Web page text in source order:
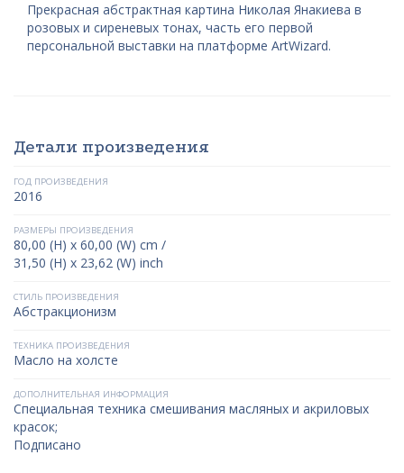
Прекрасная абстрактная картина Николая Янакиева в
розовых и сиреневых тонах, часть его первой
персональной выставки на платформе ArtWizard.
Детали произведения
ГОД ПРОИЗВЕДЕНИЯ
2016
РАЗМЕРЫ ПРОИЗВЕДЕНИЯ
80,00 (H) x 60,00 (W) cm /
31,50 (H) x 23,62 (W) inch
СТИЛЬ ПРОИЗВЕДЕНИЯ
Абстракционизм
ТЕХНИКА ПРОИЗВЕДЕНИЯ
Масло на холсте
ДОПОЛНИТЕЛЬНАЯ ИНФОРМАЦИЯ
Специальная техника смешивания масляных и акриловых
красок;
Подписано